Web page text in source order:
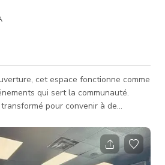
cet espace fonctionne comme
qui sert la communauté.
pour convenir à de
l'espace. Composé de deux pièces
il peut être utilisé pour la
les événements, les